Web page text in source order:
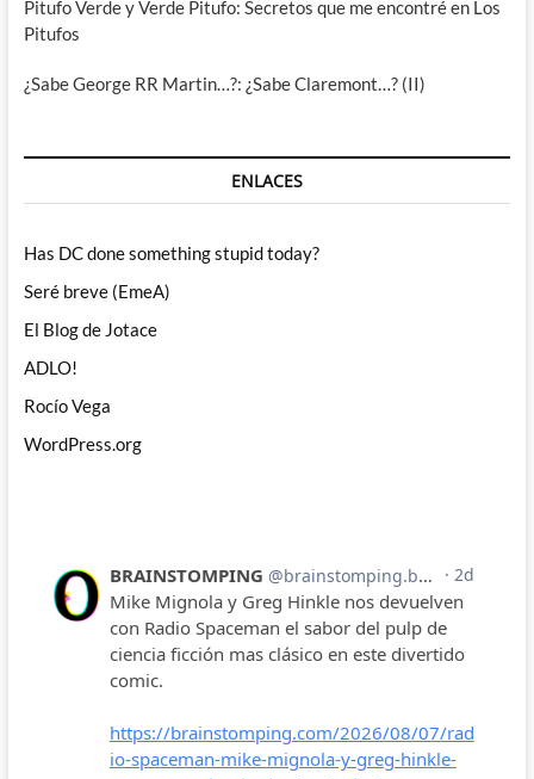
Pitufo Verde y Verde Pitufo: Secretos que me encontré en Los
Pitufos
¿Sabe George RR Martin…?: ¿Sabe Claremont…? (II)
ENLACES
Has DC done something stupid today?
Seré breve (EmeA)
El Blog de Jotace
ADLO!
Rocío Vega
WordPress.org